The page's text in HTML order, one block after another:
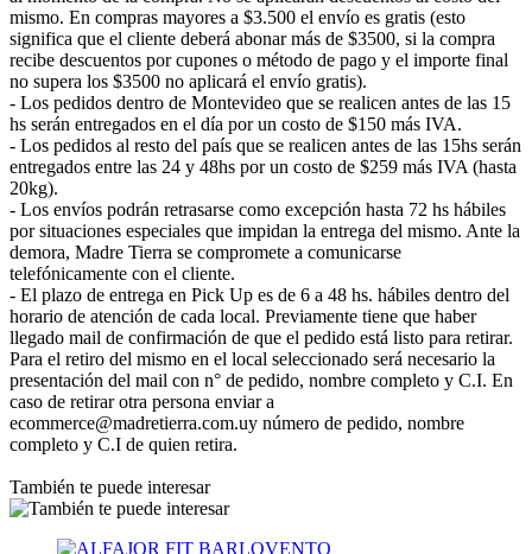
mismo. En compras mayores a $3.500 el envío es gratis (esto
significa que el cliente deberá abonar más de $3500, si la compra
recibe descuentos por cupones o método de pago y el importe final
no supera los $3500 no aplicará el envío gratis).
- Los pedidos dentro de Montevideo que se realicen antes de las 15
hs serán entregados en el día por un costo de $150 más IVA.
- Los pedidos al resto del país que se realicen antes de las 15hs serán
entregados entre las 24 y 48hs por un costo de $259 más IVA (hasta
20kg).
- Los envíos podrán retrasarse como excepción hasta 72 hs hábiles
por situaciones especiales que impidan la entrega del mismo. Ante la
demora, Madre Tierra se compromete a comunicarse
telefónicamente con el cliente.
- El plazo de entrega en Pick Up es de 6 a 48 hs. hábiles dentro del
horario de atención de cada local. Previamente tiene que haber
llegado mail de confirmación de que el pedido está listo para retirar.
Para el retiro del mismo en el local seleccionado será necesario la
presentación del mail con n° de pedido, nombre completo y C.I. En
caso de retirar otra persona enviar a
ecommerce@madretierra.com.uy número de pedido, nombre
completo y C.I de quien retira.
También te puede interesar